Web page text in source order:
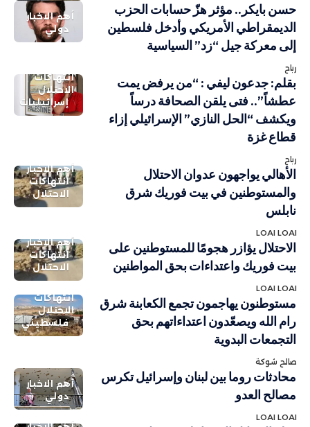
أهم الاخبار
دولي
حسن بايكر.. مؤثر هزّ حسابات الحزب
الديمقراطي الأمريكي وأدخل فلسطين
إلى معركة جيل “زد” السياسية
رباح
انتهاكات
الاحتلال
إسرائيليات
بقلم: جدعون ليفي : “من يرفض يمت
عطشاً”.. فتى يلقن الصحافة درساً
ويكشف “الحل النازي” الإسرائيلي إزاء
قطاع غزة
رباح
أهم الاخبار
انتهاكات
الاحتلال
الأهالي يواجهون عدوان الاحتلال
والمستوطنين في بيت فوريك شرق
نابلس
LOAI LOAI
أهم الاخبار
انتهاكات
الاحتلال
الاحتلال يؤازر هجومًا للمستوطنين على
بيت فوريك واعتداءات بحق المواطنين
LOAI LOAI
انتهاكات
الاحتلال
فلسطيني
مستوطنون يهاجمون تجمع الكعابنة شرق
رام الله ويصعّدون اعتداءاتهم بحق
التجمعات البدوية
صالح شوكة
أهم الاخبار
دولي
محادثات روما بين لبنان وإسرائيل تكرس
مصالح العدو
LOAI LOAI